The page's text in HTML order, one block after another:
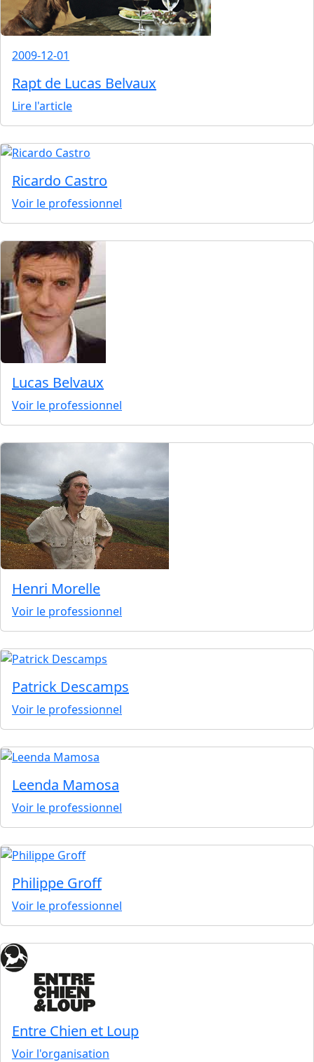
2009-12-01
Rapt de Lucas Belvaux
Lire l'article
Ricardo Castro
Voir le professionnel
Lucas Belvaux
Voir le professionnel
Henri Morelle
Voir le professionnel
Patrick Descamps
Voir le professionnel
Leenda Mamosa
Voir le professionnel
Philippe Groff
Voir le professionnel
Entre Chien et Loup
Voir l'organisation